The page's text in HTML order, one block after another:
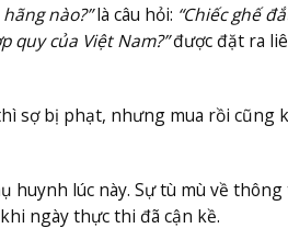
nào?”là câu hỏi: “Chiếc ghế
quy của Việt Nam?”được đặt ra
sợ bị phạt, nhưng mua rồi cũng
huynh lúc này. Sự tù mù về
ngày thực thi đã cận kề.